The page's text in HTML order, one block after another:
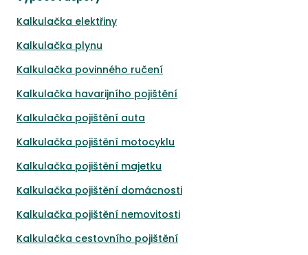
Kalkulačka elektřiny
Kalkulačka plynu
Kalkulačka povinného ručení
Kalkulačka havarijního pojištění
Kalkulačka pojištění auta
Kalkulačka pojištění motocyklu
Kalkulačka pojištění majetku
Kalkulačka pojištění domácnosti
Kalkulačka pojištění nemovitosti
Kalkulačka cestovního pojištění